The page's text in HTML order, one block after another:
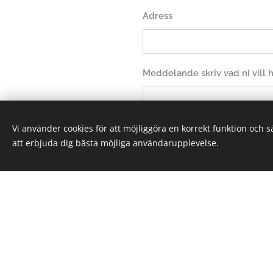
Adress
Meddelande skriv vad ni vill
Vi använder cookies för att möjliggöra en korrekt funktion och
att erbjuda dig bästa möjliga användarupplevelse.